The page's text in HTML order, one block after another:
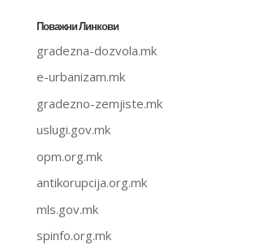
Поважни Линкови
gradezna-dozvola.mk
e-urbanizam.mk
gradezno-zemjiste.mk
uslugi.gov.mk
opm.org.mk
antikorupcija.org.mk
mls.gov.mk
spinfo.org.mk